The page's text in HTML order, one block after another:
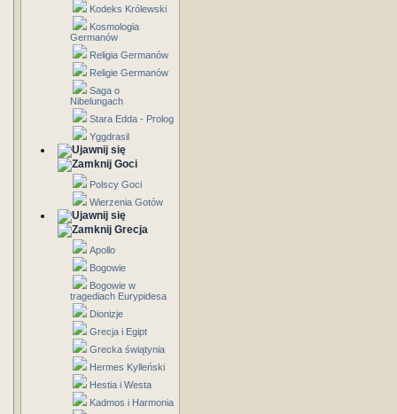
Kodeks Królewski
Kosmologia
Germanów
Religia Germanów
Religie Germanów
Saga o
Nibelungach
Stara Edda - Prolog
Yggdrasil
Goci
Polscy Goci
Wierzenia Gotów
Grecja
Apollo
Bogowie
Bogowie w
tragediach Eurypidesa
Dionizje
Grecja i Egipt
Grecka świątynia
Hermes Kylleński
Hestia i Westa
Kadmos i Harmonia